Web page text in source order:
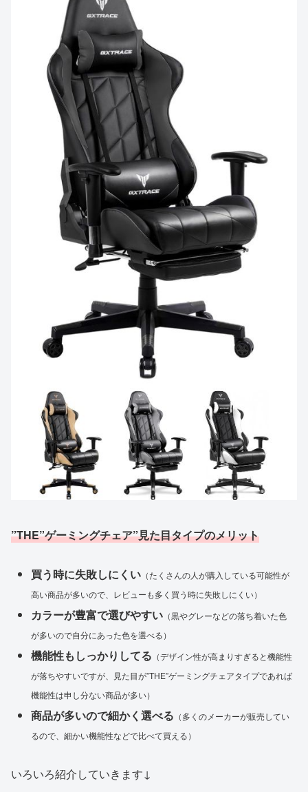
”THE”ゲーミングチェア”見た目タイプのメリット
買う時に失敗しにくい （たくさんの人が購入している可能性が
高い商品が多いので、レビューも多く買う時に失敗しにくい）
カラーが豊富で選びやすい （黒やグレーなどの落ち着いた色
が多いので自分にあった色を選べる）
機能性もしっかりしてる （デザイン性が高まりすぎると機能性
が落ちやすいですが、見た目が”THE”ゲーミングチェアタイプであれば
機能性は申し分ない商品が多い）
商品が多いので細かく選べる （多くのメーカーが販売してい
るので、細かい機能性などで比べて買える）
いろいろ紹介していきます↓